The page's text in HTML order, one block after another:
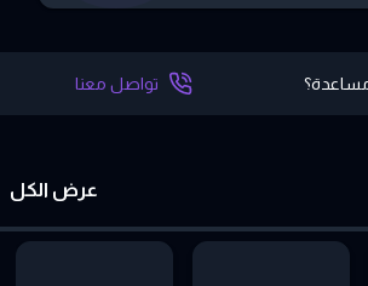
تواصل معنا
عرض الكل